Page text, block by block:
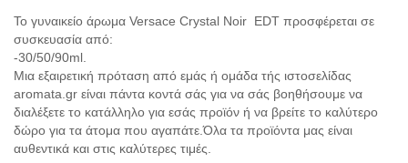
Το γυναικείο άρωμα Versace Crystal Noir EDT προσφέρεται σε
συσκευασία από:
-30/50/90ml.
Μια εξαιρετική πρόταση από εμάς ή ομάδα τής ιστοσελίδας
aromata.gr είναι πάντα κοντά σάς για να σάς βοηθήσουμε να
διαλέξετε το κατάλληλο για εσάς προϊόν ή να βρείτε το καλύτερο
δώρο για τα άτομα που αγαπάτε.Όλα τα προϊόντα μας είναι
αυθεντικά και στις καλύτερες τιμές.